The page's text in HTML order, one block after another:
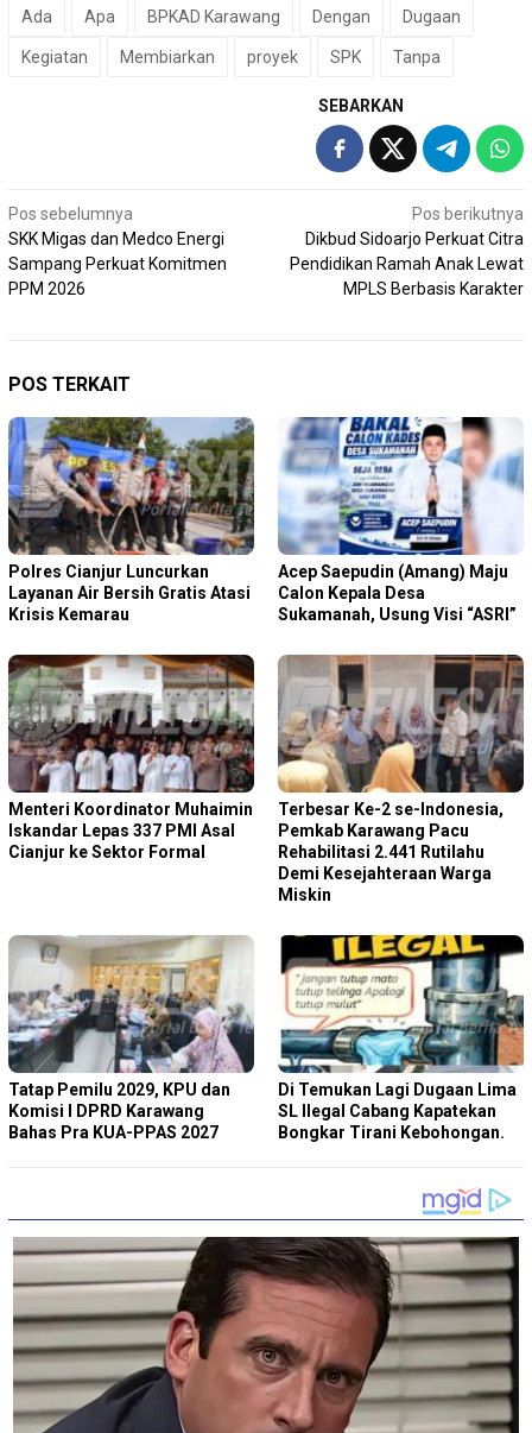
Ada Apa BPKAD Karawang Dengan Dugaan
Kegiatan Membiarkan proyek SPK Tanpa
SEBARKAN
Navigasi
pos
Pos sebelumnya
SKK Migas dan Medco Energi
Sampang Perkuat Komitmen
PPM 2026
Pos berikutnya
Dikbud Sidoarjo Perkuat Citra
Pendidikan Ramah Anak Lewat
MPLS Berbasis Karakter
POS TERKAIT
Polres Cianjur Luncurkan
Layanan Air Bersih Gratis Atasi
Krisis Kemarau
Acep Saepudin (Amang) Maju
Calon Kepala Desa
Sukamanah, Usung Visi “ASRI”
Menteri Koordinator Muhaimin
Iskandar Lepas 337 PMI Asal
Cianjur ke Sektor Formal
Terbesar Ke-2 se-Indonesia,
Pemkab Karawang Pacu
Rehabilitasi 2.441 Rutilahu
Demi Kesejahteraan Warga
Miskin
Tatap Pemilu 2029, KPU dan
Komisi I DPRD Karawang
Bahas Pra KUA-PPAS 2027
Di Temukan Lagi Dugaan Lima
SL Ilegal Cabang Kapatekan
Bongkar Tirani Kebohongan.